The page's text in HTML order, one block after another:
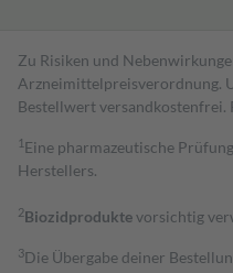
Zu Risiken und
Arzneimittelpreisverordnung.
Bestell­wert
1 Eine pharmazeutische
Herstellers.
2Biozidproduktevorsichtig
3Die Übergabe deiner